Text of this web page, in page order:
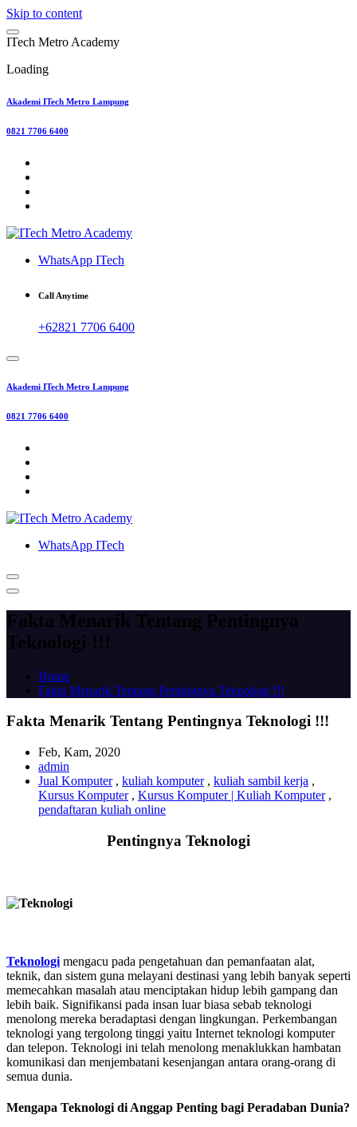
Skip to content
ITech Metro Academy
Loading
Akademi ITech Metro Lampung
0821 7706 6400
WhatsApp ITech
Call Anytime
+62821 7706 6400
Akademi ITech Metro Lampung
0821 7706 6400
WhatsApp ITech
Fakta Menarik Tentang Pentingnya
Teknologi !!!
Home
Fakta Menarik Tentang Pentingnya Teknologi !!!
Fakta Menarik Tentang Pentingnya Teknologi !!!
Feb, Kam, 2020
admin
Jual Komputer, kuliah komputer, kuliah sambil kerja ,
Kursus Komputer, Kursus Komputer | Kuliah Komputer,
pendaftaran kuliah online
Pentingnya Teknologi
Teknologi mengacu pada pengetahuan dan pemanfaatan alat,
teknik, dan sistem guna melayani destinasi yang lebih banyak seperti
memecahkan masalah atau menciptakan hidup lebih gampang dan
lebih baik. Signifikansi pada insan luar biasa sebab teknologi
menolong mereka beradaptasi dengan lingkungan. Perkembangan
teknologi yang tergolong tinggi yaitu Internet teknologi komputer
dan telepon. Teknologi ini telah menolong menaklukkan hambatan
komunikasi dan menjembatani kesenjangan antara orang-orang di
semua dunia.
Mengapa Teknologi di Anggap Penting bagi Peradaban Dunia?